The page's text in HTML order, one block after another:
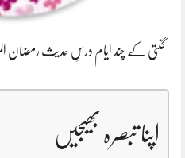
گنتی کے چند ایام درسِ حدیث رمضان
اپنا تبصرہ بھیجیں